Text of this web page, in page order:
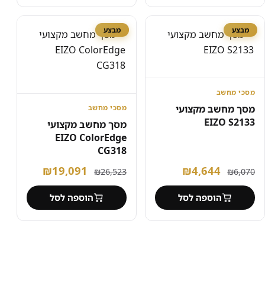
₪2,570.
₪1,622.
₪6,631.
₪6,100.
מבצע
מסכי מחשב
מסך מחשב מקצועי
EIZO S2133
₪6,070
המחיר
המקורי
היה:
₪6,070.
₪4,644
הנוכחי
הוא:
₪4,644.
הוספה לסל
מבצע
מסכי מחשב
מסך מחשב מקצועי
EIZO ColorEdge
CG318
₪26,523
המחיר
המקורי
היה:
₪26,523.
₪19,091
הנוכחי
הוא:
הוספה לסל